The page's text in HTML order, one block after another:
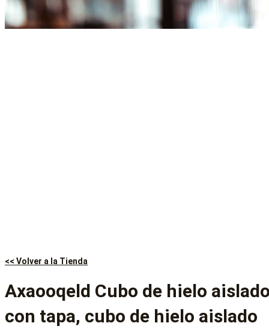
<< Volver a la Tienda
Axaooqeld Cubo de hielo
con tapa, cubo de hielo aislado